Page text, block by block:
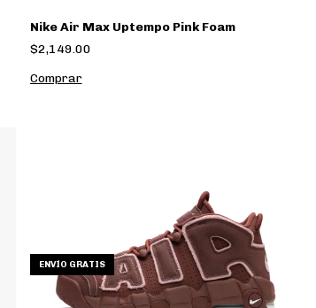
Nike Air Max Uptempo Pink Foam
$2,149.00
Comprar
ENVÍO GRATIS